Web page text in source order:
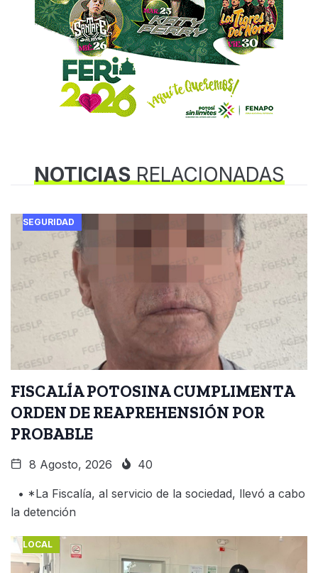
NOTICIASRELACIONADAS
SEGURIDAD
FISCALÍA POTOSINA CUMPLIMENTA
ORDEN DE REAPREHENSIÓN POR
PROBABLE
8 Agosto, 2026 40
• *La Fiscalía, al servicio de la sociedad, llevó a cabo
la detención
LOCAL